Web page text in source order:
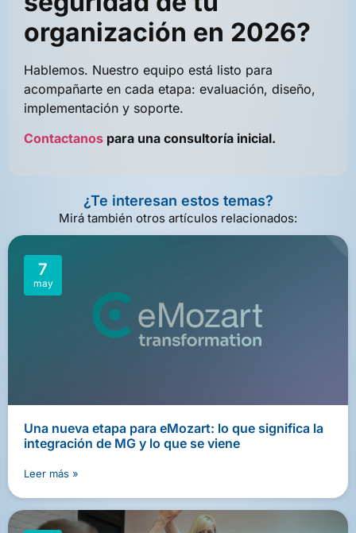
organización en 2026?
Hablemos. Nuestro equipo está listo para
acompañarte en cada etapa: evaluación, diseño,
implementación y soporte.
Contactanos para una consultoría inicial.
¿Te interesan estos temas?
Mirá también otros artículos relacionados:
Una nueva etapa para eMozart: lo que significa la
integración de MG y lo que se viene
7
may
Leer más »